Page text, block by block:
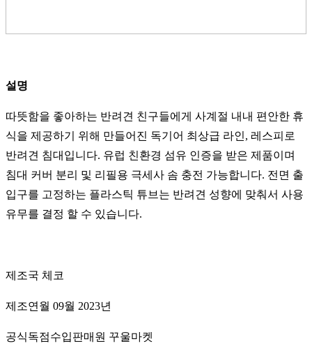
설명
따뜻함을 좋아하는 반려견 친구들에게 사계절 내내 편안한 휴
식을 제공하기 위해 만들어진 독기어 최상급 라인, 레스피로
반려견 침대입니다. 유럽 친환경 섬유 인증을 받은 제품이며
침대 커버 분리 및 리필용 극세사 솜 충전 가능합니다. 전면 출
입구를 고정하는 플라스틱 튜브는 반려견 성향에 맞춰서 사용
유무를 결정 할 수 있습니다.
제조국 체코
제조연월 09월 2023년
공식독점수입판매원 꾸울마켓